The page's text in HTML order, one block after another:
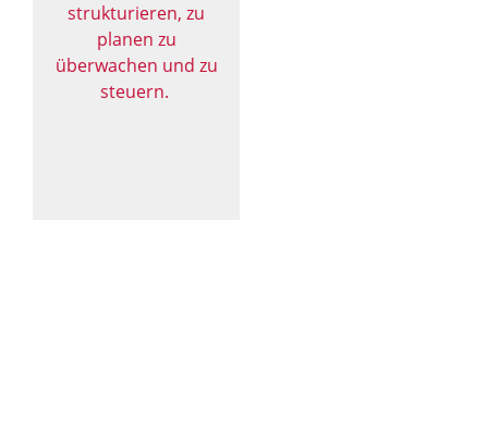
strukturieren, zu
planen zu
überwachen und zu
steuern.